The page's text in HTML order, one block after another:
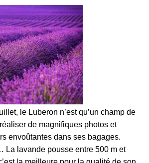
le Luberon n’est qu’un champ de
de magnifiques photos et
envoûtantes dans ses bagages.
La lavande pousse entre 500 m et